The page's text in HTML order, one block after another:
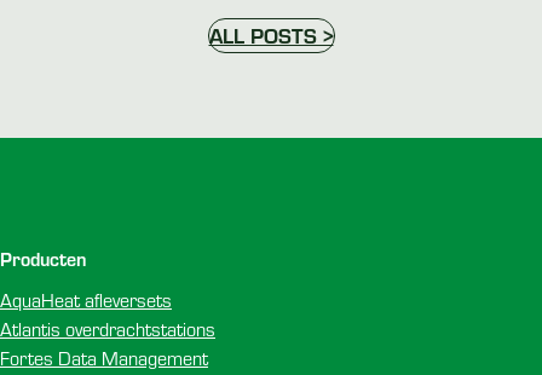
ALL POSTS >
Producten
AquaHeat afleversets
Atlantis overdrachtstations
Fortes Data Management